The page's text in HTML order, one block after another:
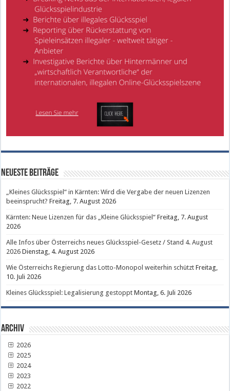
Neueste Beiträge
„Kleines Glücksspiel“ in Kärnten: Wird die Vergabe der neuen Lizenzen
beeinsprucht? Freitag, 7. August 2026
Kärnten: Neue Lizenzen für das „Kleine Glücksspiel“ Freitag, 7. August
2026
Alle Infos über Österreichs neues Glücksspiel-Gesetz / Stand 4. August
2026 Dienstag, 4. August 2026
Wie Österreichs Regierung das Lotto-Monopol weiterhin schützt Freitag,
10. Juli 2026
Kleines Glücksspiel: Legalisierung gestoppt Montag, 6. Juli 2026
Archiv
2026
2025
2024
2023
2022